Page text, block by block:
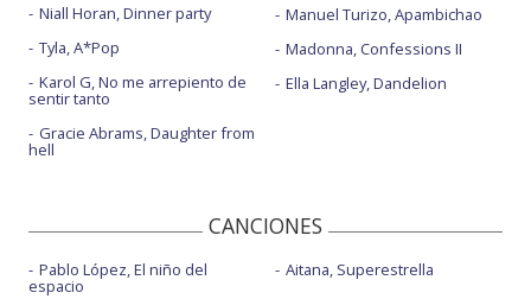
Niall Horan, Dinner party
Tyla, A*Pop
Karol G, No me arrepiento de
sentir tanto
Gracie Abrams, Daughter from
hell
Manuel Turizo, Apambichao
Madonna, Confessions II
Ella Langley, Dandelion
CANCIONES
Pablo López, El niño del
espacio
Aitana, Superestrella